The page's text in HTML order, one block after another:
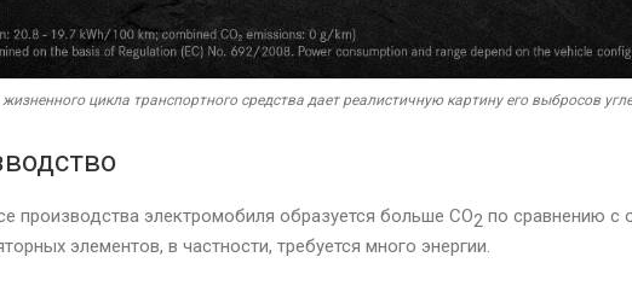
жизненного цикла транспортного средства дает реалистичную картину его выбросов
производства электромобиля образуется больше CO2 по сравнению с
элементов, в частности, требуется много энергии.